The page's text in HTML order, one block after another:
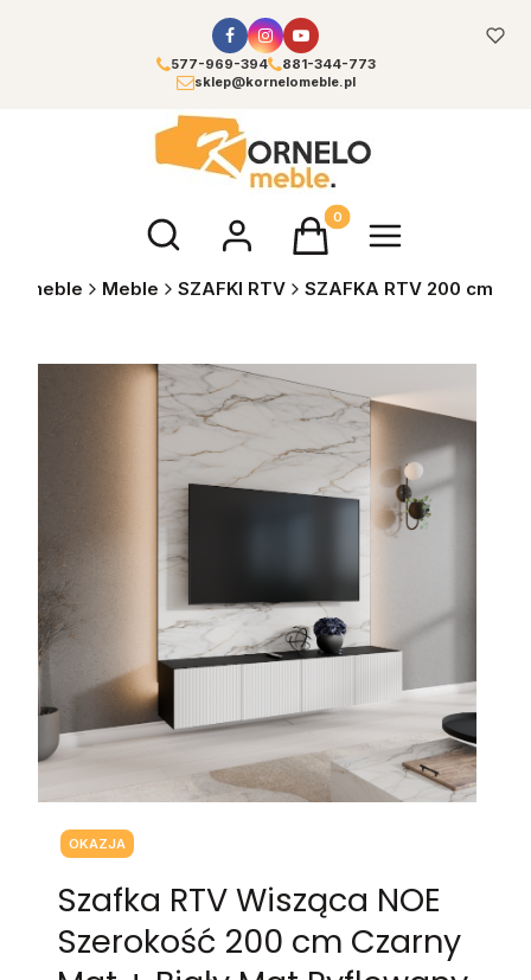
577-969-394
881-344-773
sklep@kornelomeble.pl
Otwórz wyszukiwarkęProdukty w koszyku: 0.
meble Meble SZAFKI RTV SZAFKA RTV 200 cm
Tagi produktu
OKAZJA
Szafka RTV Wisząca NOE
Szerokość 200 cm Czarny